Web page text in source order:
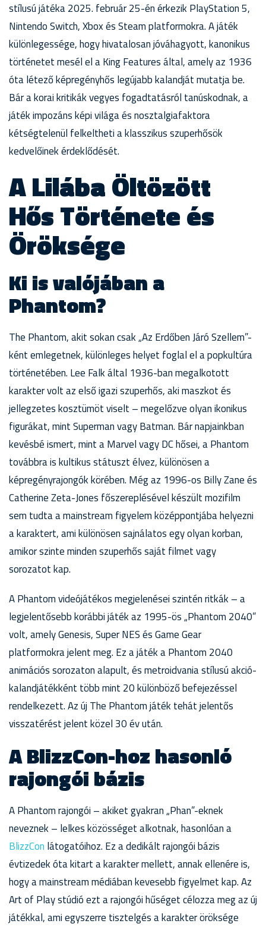
stílusú játéka 2025. február 25-én érkezik PlayStation 5,
Nintendo Switch, Xbox és Steam platformokra. A játék
különlegessége, hogy hivatalosan jóváhagyott, kanonikus
történetet mesél el a King Features által, amely az 1936
óta létező képregényhős legújabb kalandját mutatja be.
Bár a korai kritikák vegyes fogadtatásról tanúskodnak, a
játék impozáns képi világa és nosztalgiafaktora
kétségtelenül felkeltheti a klasszikus szuperhősök
kedvelőinek érdeklődését.
A Lilába Öltözött
Hős Története és
Öröksége
Ki is valójában a
Phantom?
The Phantom, akit sokan csak „Az Erdőben Járó Szellem”-
ként emlegetnek, különleges helyet foglal el a popkultúra
történetében. Lee Falk által 1936-ban megalkotott
karakter volt az első igazi szuperhős, aki maszkot és
jellegzetes kosztümöt viselt – megelőzve olyan ikonikus
figurákat, mint Superman vagy Batman. Bár napjainkban
kevésbé ismert, mint a Marvel vagy DC hősei, a Phantom
továbbra is kultikus státuszt élvez, különösen a
képregényrajongók körében. Még az 1996-os Billy Zane és
Catherine Zeta-Jones főszereplésével készült mozifilm
sem tudta a mainstream figyelem középpontjába helyezni
a karaktert, ami különösen sajnálatos egy olyan korban,
amikor szinte minden szuperhős saját filmet vagy
sorozatot kap.
A Phantom videójátékos megjelenései szintén ritkák – a
legjelentősebb korábbi játék az 1995-ös „Phantom 2040”
volt, amely Genesis, Super NES és Game Gear
platformokra jelent meg. Ez a játék a Phantom 2040
animációs sorozaton alapult, és metroidvania stílusú akció-
kalandjátékként több mint 20 különböző befejezéssel
rendelkezett. Az új The Phantom játék tehát jelentős
visszatérést jelent közel 30 év után.
A BlizzCon-hoz hasonló
rajongói bázis
A Phantom rajongói – akiket gyakran „Phan”-eknek
neveznek – lelkes közösséget alkotnak, hasonlóan a
BlizzCon látogatóihoz. Ez a dedikált rajongói bázis
évtizedek óta kitart a karakter mellett, annak ellenére is,
hogy a mainstream médiában kevesebb figyelmet kap. Az
Art of Play stúdió ezt a rajongói hűséget célozza meg az új
játékkal, ami egyszerre tisztelgés a karakter öröksége